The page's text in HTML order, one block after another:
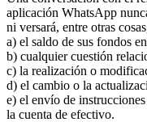
aplicación WhatsApp
ni versará, entre otras
a) el saldo de sus fondos
b) cualquier cuestión
c) la realización o
d) el cambio o la
e) el envío de
la cuenta de efectivo.